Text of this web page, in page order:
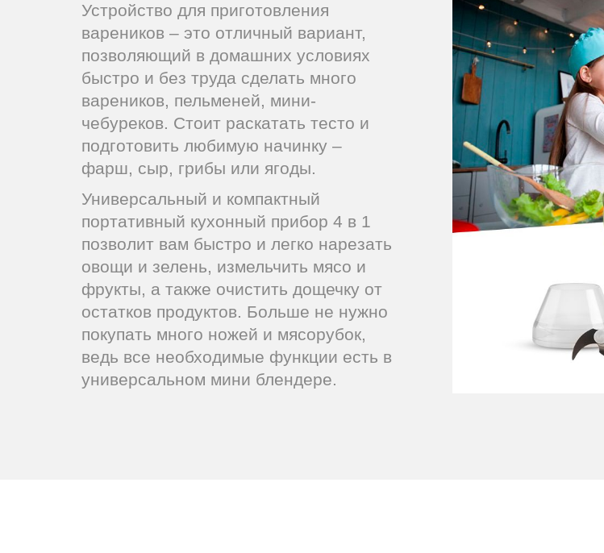
Устройство для приготовления
вареников – это отличный вариант,
позволяющий в домашних условиях
быстро и без труда сделать много
вареников, пельменей, мини-
чебуреков. Стоит раскатать тесто и
подготовить любимую начинку –
фарш, сыр, грибы или ягоды.
Универсальный и компактный
портативный кухонный прибор 4 в 1
позволит вам быстро и легко нарезать
овощи и зелень, измельчить мясо и
фрукты, а также очистить дощечку от
остатков продуктов. Больше не нужно
покупать много ножей и мясорубок,
ведь все необходимые функции есть в
универсальном мини блендере.